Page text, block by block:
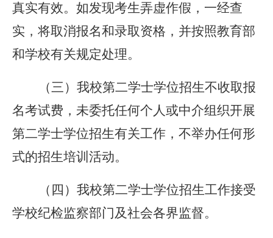
真实有效。如发现考生弄虚作假，一经查
实，将取消报名和录取资格，并按照教育部
和学校有关规定处理。
（三）我校第二学士学位招生不收取报
名考试费，未委托任何个人或中介组织开展
第二学士学位招生有关工作，不举办任何形
式的招生培训活动。
（四）我校第二学士学位招生工作接受
学校纪检监察部门及社会各界监督。